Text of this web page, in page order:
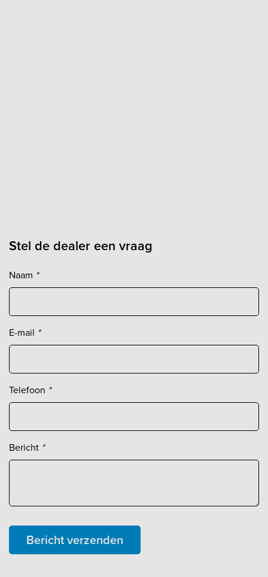
Stel de dealer een vraag
Naam *
E-mail *
Telefoon *
Bericht *
Bericht verzenden